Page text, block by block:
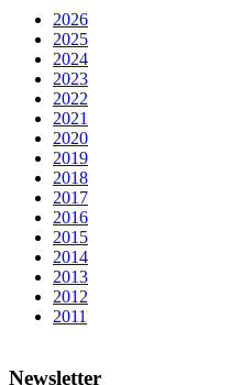
2026
2025
2024
2023
2022
2021
2020
2019
2018
2017
2016
2015
2014
2013
2012
2011
Newsletter